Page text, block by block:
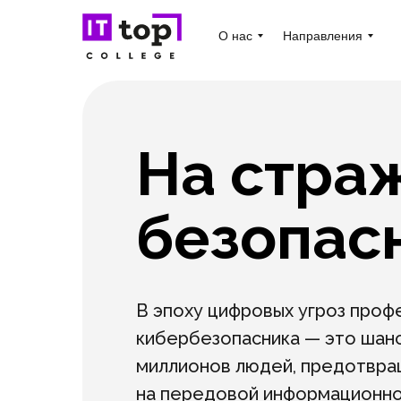
О нас Направления
В эпоху цифровых угроз
кибербезопасника — это
миллионов людей,
на передовой
На